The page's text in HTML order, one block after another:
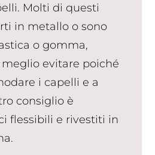
Molti di questi
in metallo o sono
o gomma,
evitare poiché
i capelli e a
consiglio è
flessibili e rivestiti in